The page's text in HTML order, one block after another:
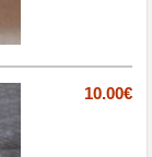
10.00€